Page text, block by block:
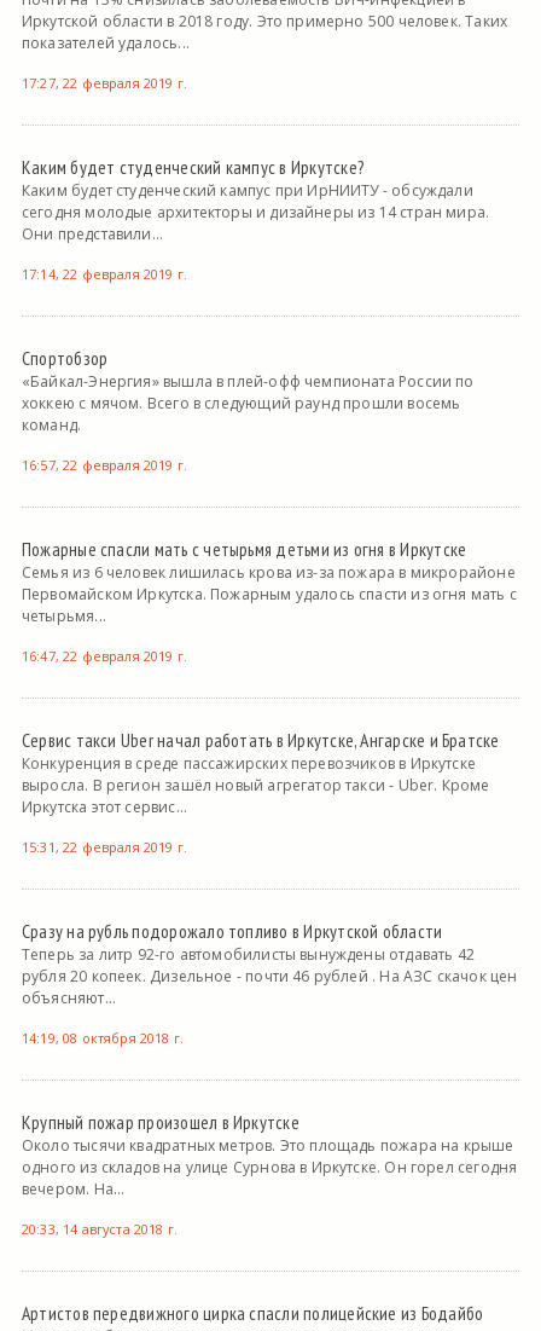
Иркутской области в 2018 году. Это примерно 500 человек. Таких
показателей удалось...
17:27, 22 февраля 2019 г.
Каким будет студенческий кампус в Иркутске?
Каким будет студенческий кампус при ИрНИИТУ - обсуждали
сегодня молодые архитекторы и дизайнеры из 14 стран мира.
Они представили...
17:14, 22 февраля 2019 г.
Спортобзор
«Байкал-Энергия» вышла в плей-офф чемпионата России по
хоккею с мячом. Всего в следующий раунд прошли восемь
команд.
16:57, 22 февраля 2019 г.
Пожарные спасли мать с четырьмя детьми из огня в Иркутске
Семья из 6 человек лишилась крова из-за пожара в микрорайоне
Первомайском Иркутска. Пожарным удалось спасти из огня мать с
четырьмя...
16:47, 22 февраля 2019 г.
Сервис такси Uber начал работать в Иркутске, Ангарске и Братске
Конкуренция в среде пассажирских перевозчиков в Иркутске
выросла. В регион зашёл новый агрегатор такси - Uber. Кроме
Иркутска этот сервис...
15:31, 22 февраля 2019 г.
Сразу на рубль подорожало топливо в Иркутской области
Теперь за литр 92-го автомобилисты вынуждены отдавать 42
рубля 20 копеек. Дизельное - почти 46 рублей . На АЗС скачок цен
объясняют...
14:19, 08 октября 2018 г.
Крупный пожар произошел в Иркутске
Около тысячи квадратных метров. Это площадь пожара на крыше
одного из складов на улице Сурнова в Иркутске. Он горел сегодня
вечером. На...
20:33, 14 августа 2018 г.
Артистов передвижного цирка спасли полицейские из Бодайбо